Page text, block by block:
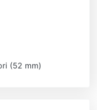
(52 mm)